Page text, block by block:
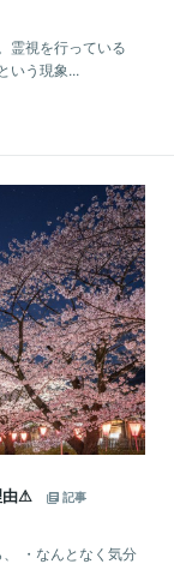
霊視を行っている
いう現象...
由⚠
記事
・なんとなく気分